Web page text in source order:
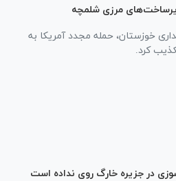
مرزی شلمچه
خوزستان، حمله مجدد آمریکا به
کرد.
در جزیره خارگ روی نداده است